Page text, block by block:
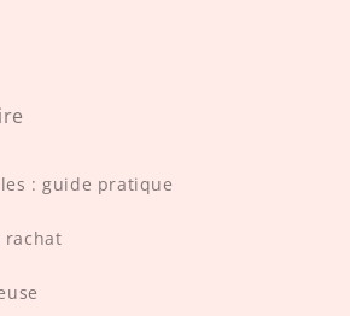
: guide pratique
rachat